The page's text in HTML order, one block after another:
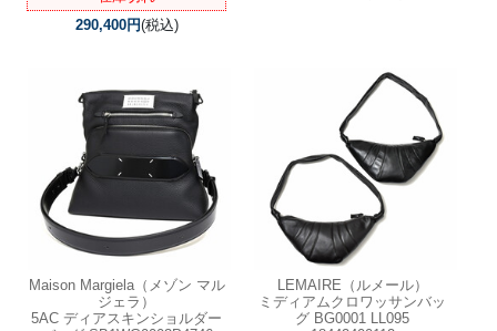
290,400円(税込)
Maison Margiela（メゾン マル
ジェラ）
5AC ディアスキンショルダー
LEMAIRE（ルメール）
ミディアムクロワッサンバッ
グ BG0001 LL095